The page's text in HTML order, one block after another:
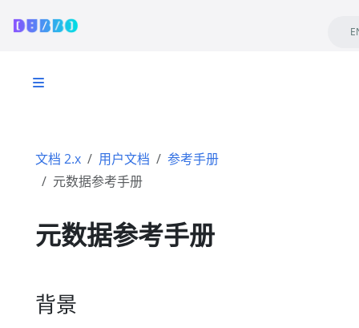
文档 2.x 用户文档
参考手册
元数据参考手册
元数据参考手册
背景